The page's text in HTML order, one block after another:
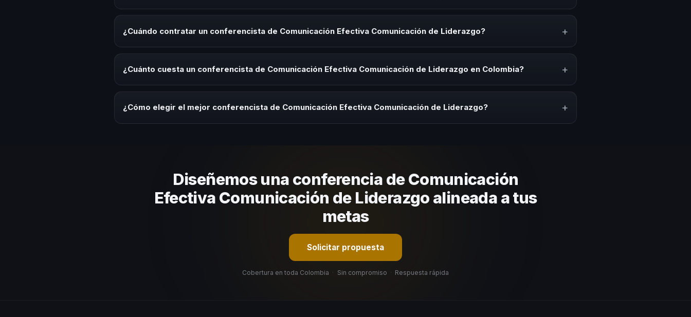
herramientas aplicables para la audiencia.
¿Cuándo contratar un conferencista de Comunicación Efectiva Comunicación de Liderazgo? +
temática.
¿Cuánto cuesta un conferencista de Comunicación Efectiva Comunicación de Liderazgo en Colombia? +
¿Cómo elegir el mejor conferencista de Comunicación Efectiva Comunicación de Liderazgo? +
Diseñemos una conferencia de Comunicación
Efectiva Comunicación de Liderazgo alineada a tus
metas
Solicitar propuesta
Cobertura en toda Colombia · Sin compromiso · Respuesta rápida